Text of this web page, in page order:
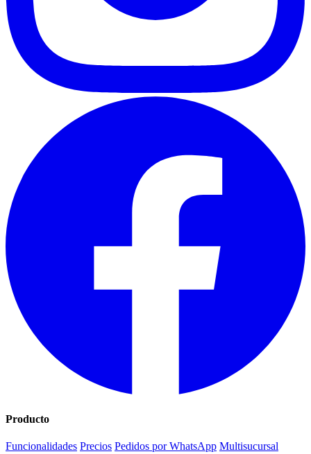
Producto
Funcionalidades Precios Pedidos por WhatsApp Multisucursal